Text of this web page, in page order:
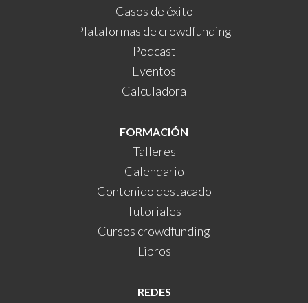
Casos de éxito
Plataformas de crowdfunding
Podcast
Eventos
Calculadora
FORMACIÓN
Talleres
Calendario
Contenido destacado
Tutoriales
Cursos crowdfunding
Libros
REDES